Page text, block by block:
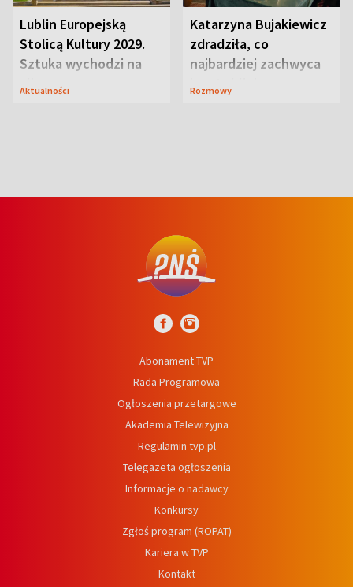
Lublin Europejską
Stolicą Kultury 2029.
Sztuka wychodzi na
ulice
Aktualności
Katarzyna Bujakiewicz
zdradziła, co
najbardziej zachwyca
ją w Lublinie
Rozmowy
Abonament TVP
Rada Programowa
Ogłoszenia przetargowe
Akademia Telewizyjna
Regulamin tvp.pl
Telegazeta ogłoszenia
Informacje o nadawcy
Konkursy
Zgłoś program (ROPAT)
Kariera w TVP
Kontakt